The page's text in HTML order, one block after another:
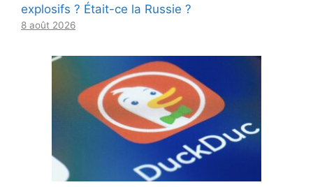
explosifs ? Était-ce la Russie ?
8 août 2026